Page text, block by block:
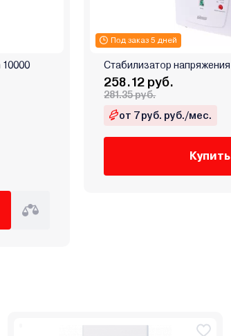
Под заказ 5 дней
Стабилизатор напряжения
258.12 руб.
281.35 руб.
от 7 руб. руб./мес.
Купить